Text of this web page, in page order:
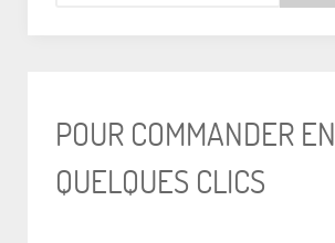
POUR COMMANDER EN
QUELQUES CLICS